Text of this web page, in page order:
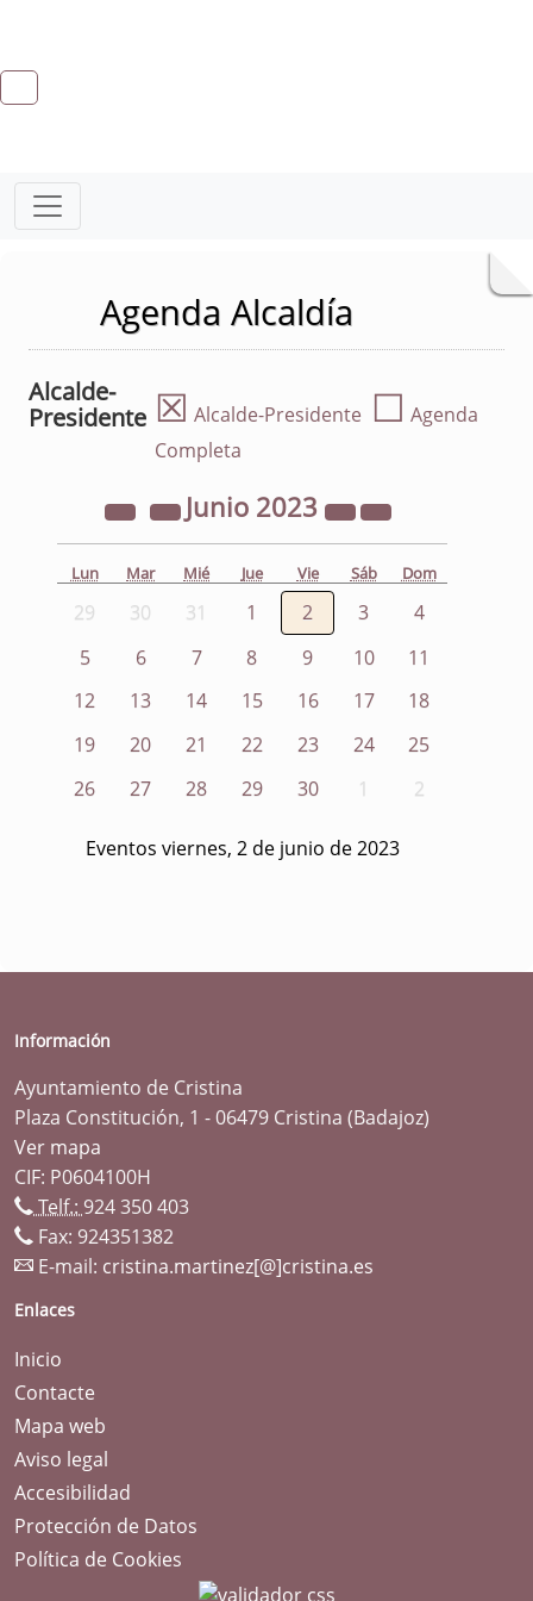
Agenda Alcaldía
Alcalde-
Presidente ☒ Alcalde-Presidente ☐ Agenda
Completa
Junio 2023
Lun Mar Mié Jue Vie Sáb Dom
29 30 31 1 2 3
4
5
6 7 8 9 10
11
12
13 14 15 16 17
18
19
20 21 22 23 24
25
26
27 28 29 30 1 2
Eventos viernes, 2 de junio de 2023
Información
Ayuntamiento de Cristina
Plaza Constitución, 1 - 06479 Cristina (Badajoz)
Ver mapa
CIF: P0604100H
Telf.: 924 350 403
Fax: 924351382
E-mail: cristina.martinez[@]cristina.es
Enlaces
Inicio
Contacte
Mapa web
Aviso legal
Accesibilidad
Protección de Datos
Política de Cookies